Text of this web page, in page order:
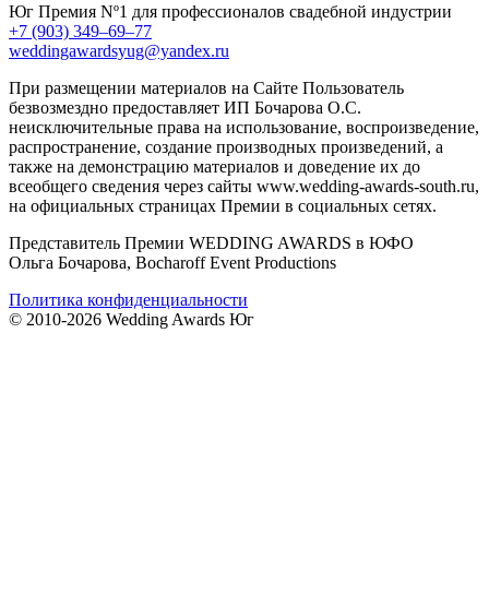
Юг Премия Nº1 для профессионалов свадебной индустрии
+7 (903) 349–69–77
weddingawardsyug@yandex.ru
При размещении материалов на Сайте Пользователь
безвозмездно предоставляет ИП Бочарова О.С.
неисключительные права на использование, воспроизведение,
распространение, создание производных произведений, а
также на демонстрацию материалов и доведение их до
всеобщего сведения через сайты www.wedding-awards-south.ru,
на официальных страницах Премии в социальных сетях.
Представитель Премии WEDDING AWARDS в ЮФО
Ольга Бочарова, Bocharoff Event Productions
Политика конфиденциальности
© 2010-2026 Wedding Awards Юг